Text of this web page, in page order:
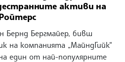
активи на
Бернд Бергмайер, бивш
на компанията „МайндГийк“
един от най-популярните